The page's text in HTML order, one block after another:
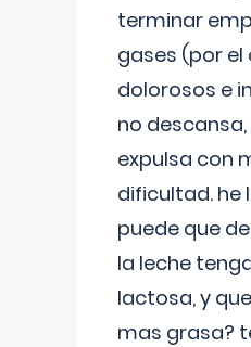
terminar
gases (por el
dolorosos e
no
expulsa con
dificultad. he
puede que
la leche
lactosa, y
mas grasa?